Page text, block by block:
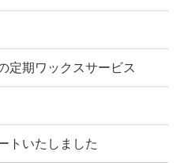
期ワックスサービス
トいたしました